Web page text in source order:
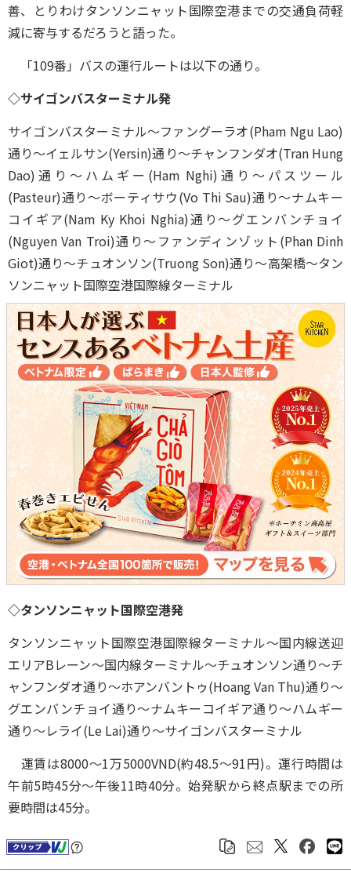
善、とりわけタンソンニャット国際空港までの交通負荷軽
減に寄与するだろうと語った。
「109番」バスの運行ルートは以下の通り。
◇サイゴンバスターミナル発
サイゴンバスターミナル～ファングーラオ(Pham Ngu Lao)
通り～イェルサン(Yersin)通り～チャンフンダオ(Tran Hung
Dao)通り～ハムギー(Ham Nghi)通り～パスツール
(Pasteur)通り～ボーティサウ(Vo Thi Sau)通り～ナムキー
コイギア(Nam Ky Khoi Nghia)通り～グエンバンチョイ
(Nguyen Van Troi)通り～ファンディンゾット(Phan Dinh
Giot)通り～チュオンソン(Truong Son)通り～高架橋～タン
ソンニャット国際空港国際線ターミナル
◇タンソンニャット国際空港発
タンソンニャット国際空港国際線ターミナル～国内線送迎
エリアBレーン～国内線ターミナル～チュオンソン通り～チ
ャンフンダオ通り～ホアンバントゥ(Hoang Van Thu)通り～
グエンバンチョイ通り～ナムキーコイギア通り～ハムギー
通り～レライ(Le Lai)通り～サイゴンバスターミナル
運賃は8000～1万5000VND(約48.5～91円)。運行時間は
午前5時45分～午後11時40分。始発駅から終点駅までの所
要時間は45分。